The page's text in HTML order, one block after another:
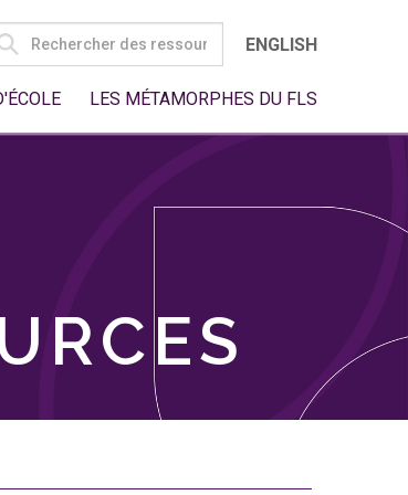
ENGLISH
LES MÉTAMORPHES DU FLS